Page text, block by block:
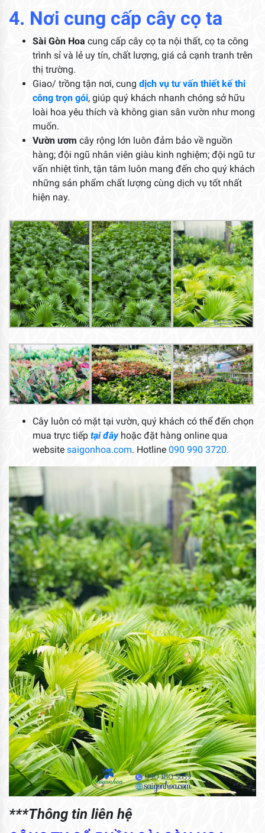
4. Nơi cung cấp cây cọ ta
Sài Gòn Hoa cung cấp cây cọ ta nội thất, cọ ta công
trình sỉ và lẻ uy tín, chất lượng, giá cả cạnh tranh trên
thị trường.
Giao/ trồng tận nơi, cung dịch vụ tư vấn thiết kế thi
công trọn gói, giúp quý khách nhanh chóng sở hữu
loài hoa yêu thích và không gian sân vườn như mong
muốn.
Vườn ươm cây rộng lớn luôn đảm bảo về nguồn
hàng; đội ngũ nhân viên giàu kinh nghiệm; đội ngũ tư
vấn nhiệt tình, tận tâm luôn mang đến cho quý khách
những sản phẩm chất lượng cùng dịch vụ tốt nhất
hiện nay.
Cây luôn có mặt tại vườn, quý khách có thể đến chọn
mua trực tiếp tại đâyhoặc đặt hàng online qua
website saigonhoa.com. Hotline 090 990 3720.
***Thông tin liên hệ